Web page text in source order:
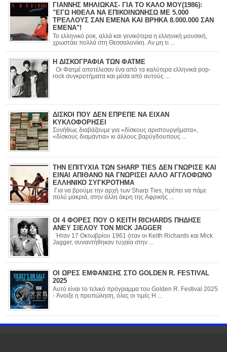
ΓΙΑΝΝΗΣ ΜΗΛΙΩΚΑΣ- ΓΙΑ ΤΟ ΚΑΛΟ ΜΟΥ(1986):
"ΕΓΩ ΗΘΕΛΑ ΝΑ ΕΠΙΚΟΙΝΩΝΗΣΩ ΜΕ 5.000
ΤΡΕΛΛΟΥΣ ΣΑΝ ΕΜΕΝΑ ΚΑΙ ΒΡΗΚΑ 8.000.000 ΣΑΝ
ΕΜΕΝΑ"!
Το ελληνικό ροκ, αλλά και γενικότερα η ελληνική μουσική,
χρωστάει πολλά στη Θεσσαλονίκη. Αν μη τι ...
Η ΔΙΣΚΟΓΡΑΦΙΑ ΤΩΝ ΦΑΤΜΕ
Οι Φατμέ αποτέλεσαν ένα από τα καλύτερα ελληνικά pop-
rock συγκροτήματα και μέσα από αυτούς ...
ΔΙΣΚΟΙ ΠΟΥ ΔΕΝ ΕΠΡΕΠΕ ΝΑ ΕΙΧΑΝ
ΚΥΚΛΟΦΟΡΗΣΕΙ
Συνήθως διαβάζουμε για «δίσκους αριστουργήματα»,
«δίσκους διαμάντια» κι άλλους βαρύγδουπους ...
ΤΗΝ ΕΠΙΤΥΧΙΑ ΤΩΝ SHARP TIES ΔΕΝ ΓΝΩΡΙΣΕ ΚΑΙ
ΕΙΝΑΙ ΑΠΙΘΑΝΟ ΝΑ ΓΝΩΡΙΣΕΙ ΑΛΛΟ ΑΓΓΛΟΦΩΝΟ
ΕΛΛΗΝΙΚΟ ΣΥΓΚΡΟΤΗΜΑ
Για να βρούμε την αρχή των Sharp Ties, πρέπει να πάμε
πολύ μακριά, στην άλλη άκρη της Αφρικής ...
ΟΙ 4 ΦΟΡΕΣ ΠΟΥ Ο KEITH RICHARDS ΠΗΔΗΣΕ
ΑΝΕΥ ΣΙΕΛΟΥ ΤΟΝ MICK JAGGER
Ήταν 17 Οκτωβρίου 1961 όταν οι Keith Richards και Mick
Jagger, συναντήθηκαν τυχαία στην ...
ΟΙ ΩΡΕΣ ΕΜΦΑΝΙΣΗΣ ΣΤΟ GOLDEN R. FESTIVAL
2025
Αυτό είναι το τελικό πρόγραμμα του Golden R. Festival 2025
- Άνοιξε η προπώληση, όλες οι τιμές Η ...